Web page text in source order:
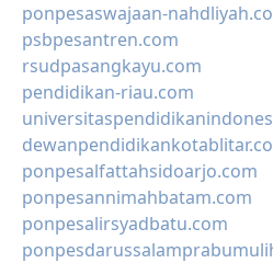
ponpesaswajaan-
psbpesantren.com
rsudpasangkayu.com
pendidikan-riau.com
ponpesalfattahsidoarjo.com
ponpesannimahbatam.com
ponpesalirsyadbatu.com